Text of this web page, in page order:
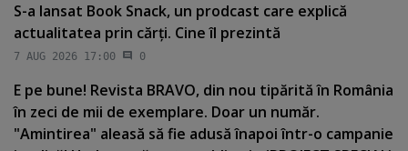
S-a lansat Book Snack, un prodcast care explică
actualitatea prin cărţi. Cine îl prezintă
7 AUG 2026 17:00 0
E pe bune! Revista BRAVO, din nou tipărită în România
în zeci de mii de exemplare. Doar un număr.
"Amintirea" aleasă să fie adusă înapoi într-o campanie